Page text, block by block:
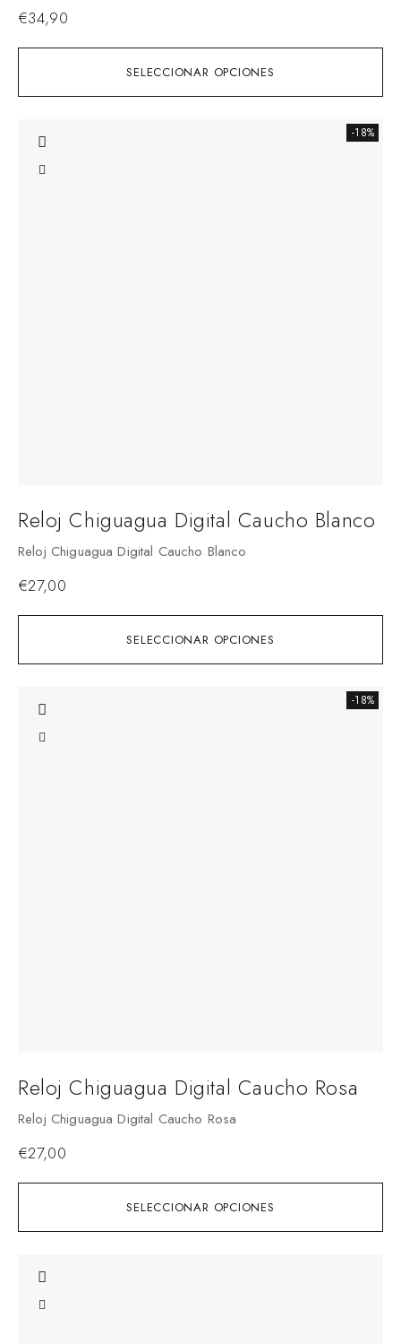
SELECCIONAR OPCIONES
€34,90
-18%
SELECCIONAR OPCIONES
Reloj Chiguagua Digital Caucho Blanco
Reloj Chiguagua Digital Caucho Blanco
€27,00
-18%
SELECCIONAR OPCIONES
Reloj Chiguagua Digital Caucho Rosa
Reloj Chiguagua Digital Caucho Rosa
€27,00